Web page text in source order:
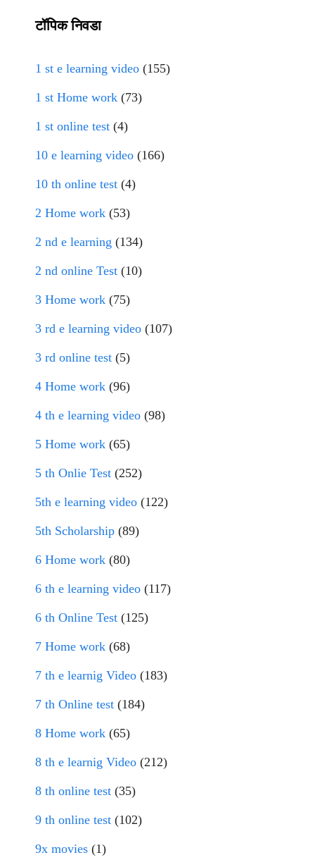
टॉपिक निवडा
1 st e learning video (155)
1 st Home work (73)
1 st online test (4)
10 e learning video (166)
10 th online test (4)
2 Home work (53)
2 nd e learning (134)
2 nd online Test (10)
3 Home work (75)
3 rd e learning video (107)
3 rd online test (5)
4 Home work (96)
4 th e learning video (98)
5 Home work (65)
5 th Onlie Test (252)
5th e learning video (122)
5th Scholarship (89)
6 Home work (80)
6 th e learning video (117)
6 th Online Test (125)
7 Home work (68)
7 th e learnig Video (183)
7 th Online test (184)
8 Home work (65)
8 th e learnig Video (212)
8 th online test (35)
9 th online test (102)
9x movies (1)